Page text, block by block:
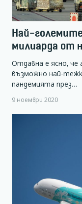
Най-
милиарда от
Отдавна е ясно, че
възможно най-
пандемията през…
9 ноември 2020